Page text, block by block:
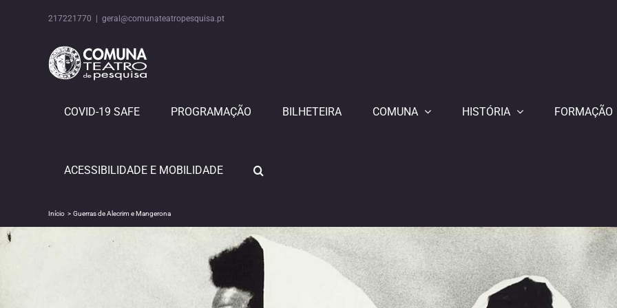
217221770 geral@comunateatropesquisa.pt
COVID-19 SAFE PROGRAMAÇÃO BILHETEIRA COMUNA HISTÓRIA FORMAÇÃO
ACESSIBILIDADE E MOBILIDADE
Início Guerras de Alecrim e Mangerona